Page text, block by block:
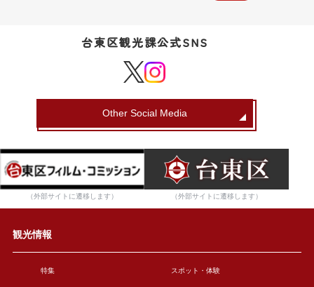
台東区観光課公式SNS
Other Social Media
（外部サイトに遷移します） （外部サイトに遷移します）
観光情報
特集 スポット・体験